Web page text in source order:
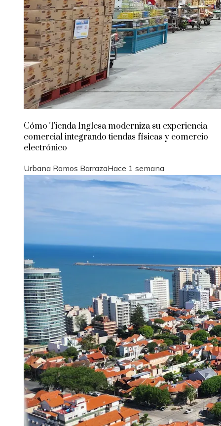
Cómo Tienda Inglesa moderniza su experiencia
comercial integrando tiendas físicas y comercio
electrónico
Urbana Ramos BarrazaHace 1 semana